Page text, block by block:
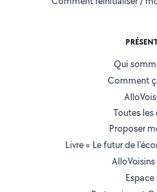
Qui
Comment
Toutes les
Proposer
Livre « Le futur de
AlloVoisins
Espace